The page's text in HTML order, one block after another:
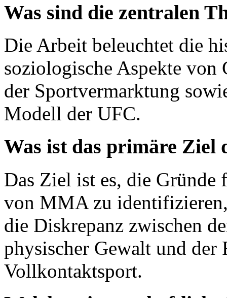
Was sind die zentralen
Die Arbeit beleuchtet die
soziologische Aspekte
der Sportvermarktung
Modell der UFC.
Was ist das primäre Ziel
Das Ziel ist es, die Gründe
von MMA zu
die Diskrepanz zwischen
physischer Gewalt und der
Vollkontaktsport.